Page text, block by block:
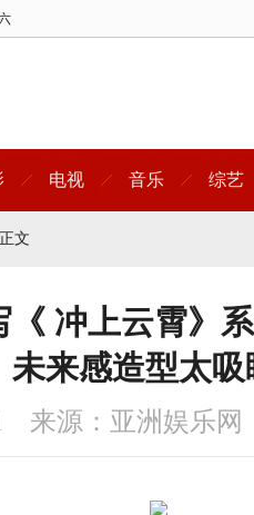
电视 音乐 综艺
文
《 冲上云霄》
未来感造型太吸
来源：亚洲娱乐网